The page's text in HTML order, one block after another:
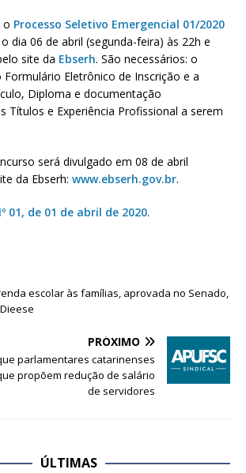
o Processo Seletivo Emergencial 01/2020
dia 06 de abril (segunda-feira) às 22h e
site da Ebserh. São necessários: o
Eletrônico de Inscrição e a
Diploma e documentação
Títulos e Experiência Profissional a serem
será divulgado em 08 de abril
da Ebserh: www.ebserh.gov.br.
01, de 01 de abril de 2020.
escolar às famílias, aprovada no Senado,
PRÓXIMO
parlamentares catarinenses
propõem redução de salário
de servidores
ÚLTIMAS